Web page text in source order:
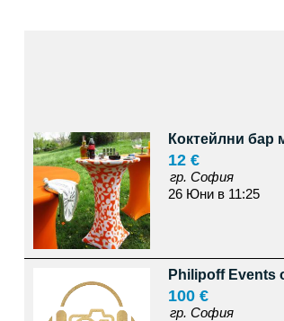
Коктейлни бар
12 €
гр. София
26 Юни в 11:25
Philipoff Events
100 €
гр. София